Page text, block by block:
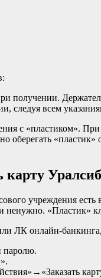
получении.
следуя всем
с «пластиком».
карту
учреждения
ненужно. «Пластик»
ЛК онлайн-
паролю.